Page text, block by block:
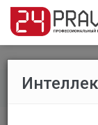
Все вопросы /